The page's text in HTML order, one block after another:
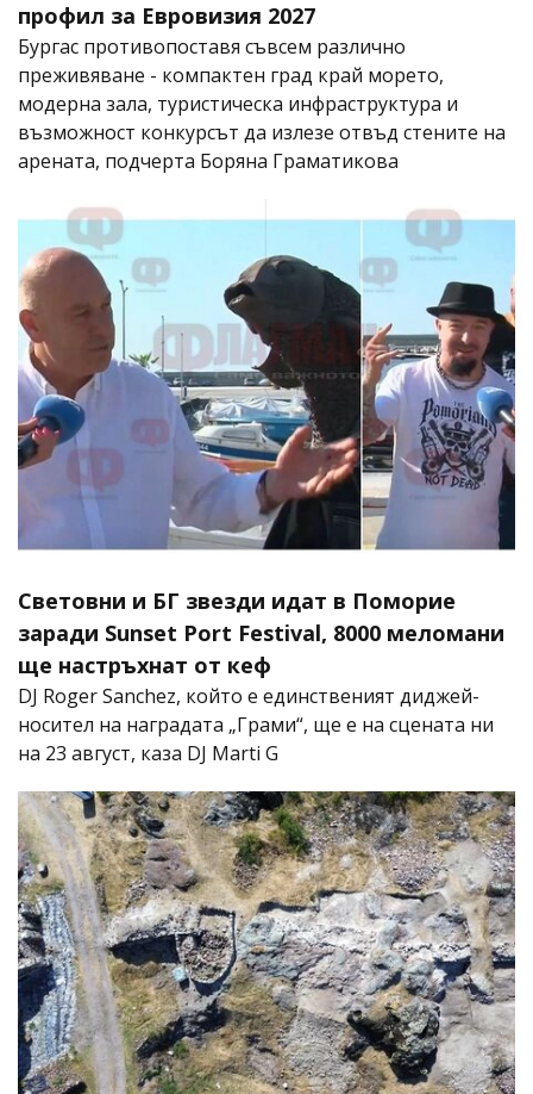
профил за Евровизия 2027
Бургас противопоставя съвсем различно
преживяване - компактен град край морето,
модерна зала, туристическа инфраструктура и
възможност конкурсът да излезе отвъд стените на
арената, подчерта Боряна Граматикова
Световни и БГ звезди идат в Поморие
заради Sunset Port Festival, 8000 меломани
ще настръхнат от кеф
DJ Roger Sanchez, който е единственият диджей-
носител на наградата „Грами“, ще е на сцената ни
на 23 август, каза DJ Marti G